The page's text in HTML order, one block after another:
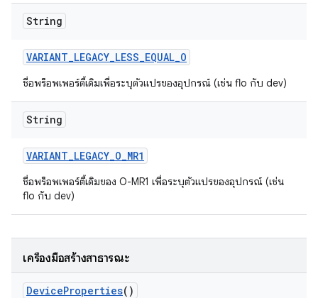
String
VARIANT_LEGACY_LESS_EQUAL_O
ชื่อพร็อพเพอร์ตี้เดิมเพื่อระบุตัวแปรของอุปกรณ์ (เช่น flo กับ dev)
String
VARIANT_LEGACY_O_MR1
ชื่อพร็อพเพอร์ตี้เดิมของ O-MR1 เพื่อระบุตัวแปรของอุปกรณ์ (เช่น
flo กับ dev)
เครื่องมือสร้างสาธารณะ
DeviceProperties()